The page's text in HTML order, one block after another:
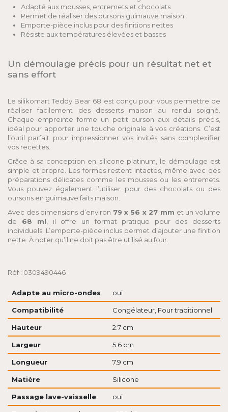
Adapté aux mousses, entremets et chocolats
Permet de réaliser des oursons guimauve maison
Emporte-pièce inclus pour des finitions nettes
Résiste aux températures élevées et basses
Un démoulage précis pour un résultat net et
sans effort
Le silikomart Teddy Bear 68 est conçu pour vous permettre de
réaliser facilement des desserts maison au rendu soigné.
Chaque empreinte forme un petit ourson aux détails précis,
idéal pour apporter une touche originale à vos créations. C’est
l’outil parfait pour impressionner vos invités sans complexifier
vos recettes.
Grâce à sa conception en silicone platinum, le démoulage est
simple et propre. Les formes restent intactes, même avec des
préparations délicates comme les mousses ou les entremets.
Vous pouvez également l’utiliser pour des chocolats ou des
oursons en guimauve faits maison.
Avec des dimensions d’environ 79 x 56 x 27 mm et un volume
de 68 ml , il offre un format pratique pour des desserts
individuels. L’emporte-pièce inclus permet d’ajouter une finition
nette. À noter qu’il ne doit pas être utilisé au four.
Rèf : 0309490446
Adapte au micro-ondes oui
Compatibilité Congélateur, Four traditionnel
Hauteur 2.7 cm
Largeur 5.6 cm
Longueur 7.9 cm
Matière Silicone
Passage lave-vaisselle oui